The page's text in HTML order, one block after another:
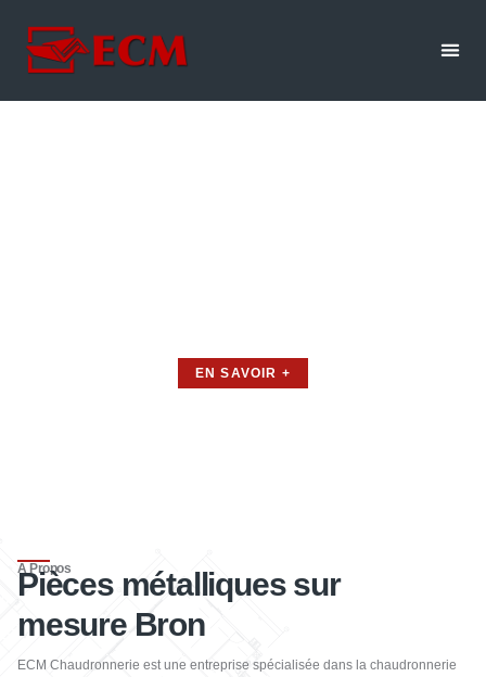
EN SAVOIR +
À Propos
Pièces métalliques sur
mesure Bron
ECM Chaudronnerie est une entreprise spécialisée dans la chaudronnerie